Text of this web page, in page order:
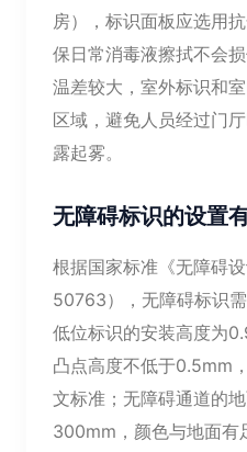
房），标识面板应选用
保日常消毒液擦拭不会
温差较大，室外标识和
区域，避免人员经过门
露起雾。
无障碍标识的设置
根据国家标准《无障碍
50763），无障碍标识
低位标识的安装高度为
凸点高度不低于0.5mm
文标准；无障碍通道的
300mm，颜色与地面有